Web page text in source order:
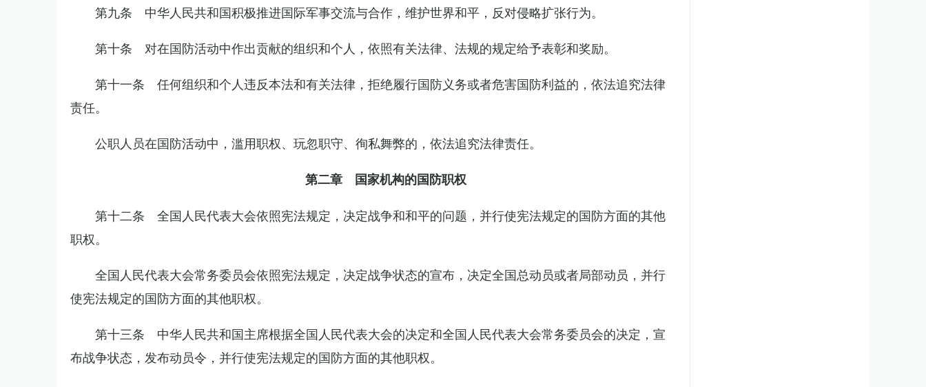
第九条 中华人民共和国积极推进国际军事交流与合作，维护世界和平，反对侵略扩张行为。
第十条 对在国防活动中作出贡献的组织和个人，依照有关法律、法规的规定给予表彰和奖励。
第十一条 任何组织和个人违反本法和有关法律，拒绝履行国防义务或者危害国防利益的，依法追究法律
责任。
公职人员在国防活动中，滥用职权、玩忽职守、徇私舞弊的，依法追究法律责任。
第二章 国家机构的国防职权
第十二条 全国人民代表大会依照宪法规定，决定战争和和平的问题，并行使宪法规定的国防方面的其他
职权。
全国人民代表大会常务委员会依照宪法规定，决定战争状态的宣布，决定全国总动员或者局部动员，并行
使宪法规定的国防方面的其他职权。
第十三条 中华人民共和国主席根据全国人民代表大会的决定和全国人民代表大会常务委员会的决定，宣
布战争状态，发布动员令，并行使宪法规定的国防方面的其他职权。